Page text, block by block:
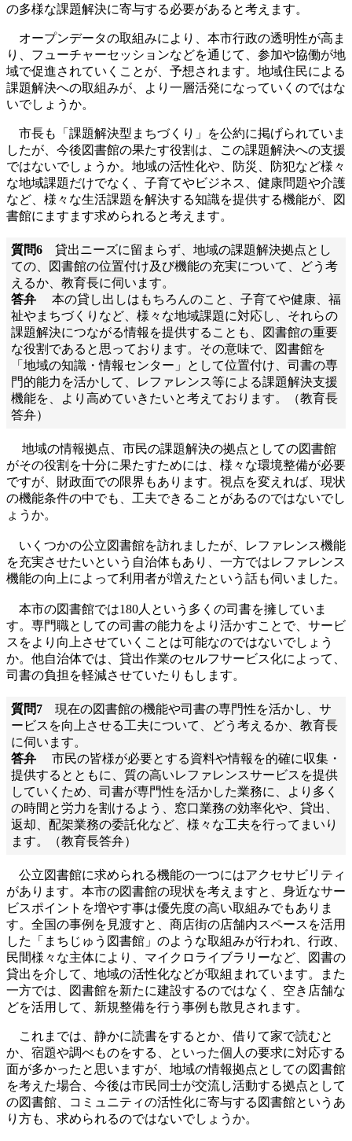
の多様な課題解決に寄与する必要があると考えます。
オープンデータの取組みにより、本市行政の透明性が高ま
り、フューチャーセッションなどを通じて、参加や協働が地
域で促進されていくことが、予想されます。地域住民による
課題解決への取組みが、より一層活発になっていくのではな
いでしょうか。
市長も「課題解決型まちづくり」を公約に掲げられていま
したが、今後図書館の果たす役割は、この課題解決への支援
ではないでしょうか。地域の活性化や、防災、防犯など様々
な地域課題だけでなく、子育てやビジネス、健康問題や介護
など、様々な生活課題を解決する知識を提供する機能が、図
書館にますます求められると考えます。
質問6 貸出ニーズに留まらず、地域の課題解決拠点とし
ての、図書館の位置付け及び機能の充実について、どう考
えるか、教育長に伺います。
答弁 本の貸し出しはもちろんのこと、子育てや健康、福
祉やまちづくりなど、様々な地域課題に対応し、それらの
課題解決につながる情報を提供することも、図書館の重要
な役割であると思っております。その意味で、図書館を
「地域の知識・情報センター」として位置付け、司書の専
門的能力を活かして、レファレンス等による課題解決支援
機能を、より高めていきたいと考えております。（教育長
答弁）
地域の情報拠点、市民の課題解決の拠点としての図書館
がその役割を十分に果たすためには、様々な環境整備が必要
ですが、財政面での限界もあります。視点を変えれば、現状
の機能条件の中でも、工夫できることがあるのではないでし
ょうか。
いくつかの公立図書館を訪れましたが、レファレンス機能
を充実させたいという自治体もあり、一方ではレファレンス
機能の向上によって利用者が増えたという話も伺いました。
本市の図書館では180人という多くの司書を擁していま
す。専門職としての司書の能力をより活かすことで、サービ
スをより向上させていくことは可能なのではないでしょう
か。他自治体では、貸出作業のセルフサービス化によって、
司書の負担を軽減させていたりもします。
質問7 現在の図書館の機能や司書の専門性を活かし、サ
ービスを向上させる工夫について、どう考えるか、教育長
に伺います。
答弁 市民の皆様が必要とする資料や情報を的確に収集・
提供するとともに、質の高いレファレンスサービスを提供
していくため、司書が専門性を活かした業務に、より多く
の時間と労力を割けるよう、窓口業務の効率化や、貸出、
返却、配架業務の委託化など、様々な工夫を行ってまいり
ます。（教育長答弁）
公立図書館に求められる機能の一つにはアクセサビリティ
があります。本市の図書館の現状を考えますと、身近なサー
ビスポイントを増やす事は優先度の高い取組みでもありま
す。全国の事例を見渡すと、商店街の店舗内スペースを活用
した「まちじゅう図書館」のような取組みが行われ、行政、
民間様々な主体により、マイクロライブラリーなど、図書の
貸出を介して、地域の活性化などが取組まれています。また
一方では、図書館を新たに建設するのではなく、空き店舗な
どを活用して、新規整備を行う事例も散見されます。
これまでは、静かに読書をするとか、借りて家で読むと
か、宿題や調べものをする、といった個人の要求に対応する
面が多かったと思いますが、地域の情報拠点としての図書館
を考えた場合、今後は市民同士が交流し活動する拠点として
の図書館、コミュニティの活性化に寄与する図書館というあ
り方も、求められるのではないでしょうか。